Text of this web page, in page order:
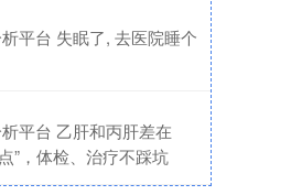
平台 失眠了, 去医院睡个
平台 乙肝和丙肝差在
”，体检、治疗不踩坑